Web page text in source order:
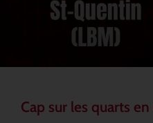
Cap sur les quarts